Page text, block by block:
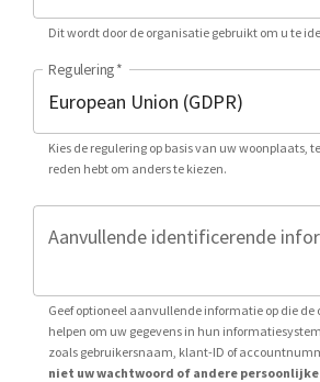
Dit wordt door de organisatie gebruikt om u te
Regulering*
Kies de regulering op basis van uw woonplaats,
reden hebt om anders te kiezen.
Geef optioneel aanvullende informatie op die de
helpen om uw gegevens in hun
zoals gebruikersnaam, klant-ID of
niet uw wachtwoord of andere